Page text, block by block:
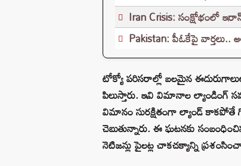
Iran Crisis: సంక్షోభంలో
Pakistan: పీఓకేపై వార్తలు..
టోక్యో పరిసరాల్లో బలమైన
పిలుస్తారు. ఇవి విమానాల ల్యాండింగ్
విమానం సురక్షితంగా ల్యాండ్
చెబుతున్నారు. ఈ ఘటనకు
నెటిజన్లు పైలట్ల చాకచక్యాన్ని